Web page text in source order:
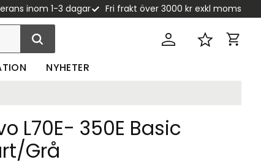
inom 1-3 dagar Fri frakt över 3000 kr exkl moms
Favoriter
NYHETER
L70E- 350E Basic
Grå